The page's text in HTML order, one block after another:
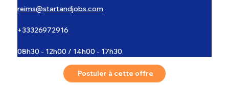
reims@startandjobs.com
+33326972916
08h30 - 12h00 / 14h00 - 17h30
Postuler à cette offre